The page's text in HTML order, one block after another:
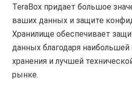
ce
b
o
o
k
tt
er
ke
dI
n
at
s
A
p
TeraBox придает большое
ваших данных и защите
Хранилище обеспечивает
данных благодаря
хранения и лучшей
рынке.